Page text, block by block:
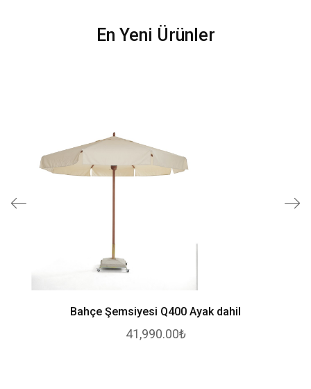
En Yeni Ürünler
Bahçe Şemsiyesi Q400 Ayak dahil
41,990.00₺